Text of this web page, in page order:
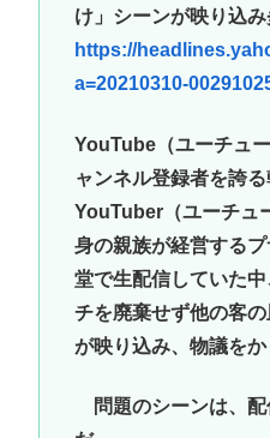
け」シーンが映り込み
https://
a=20210310-
YouTube（ユーチュ
ャンネル登録者を誇
YouTuber（ユーチュ
身の親族が経営する
堂で生配信していた
チを廃棄せず他の客
が映り込み、物議をか
問題のシーンは、配